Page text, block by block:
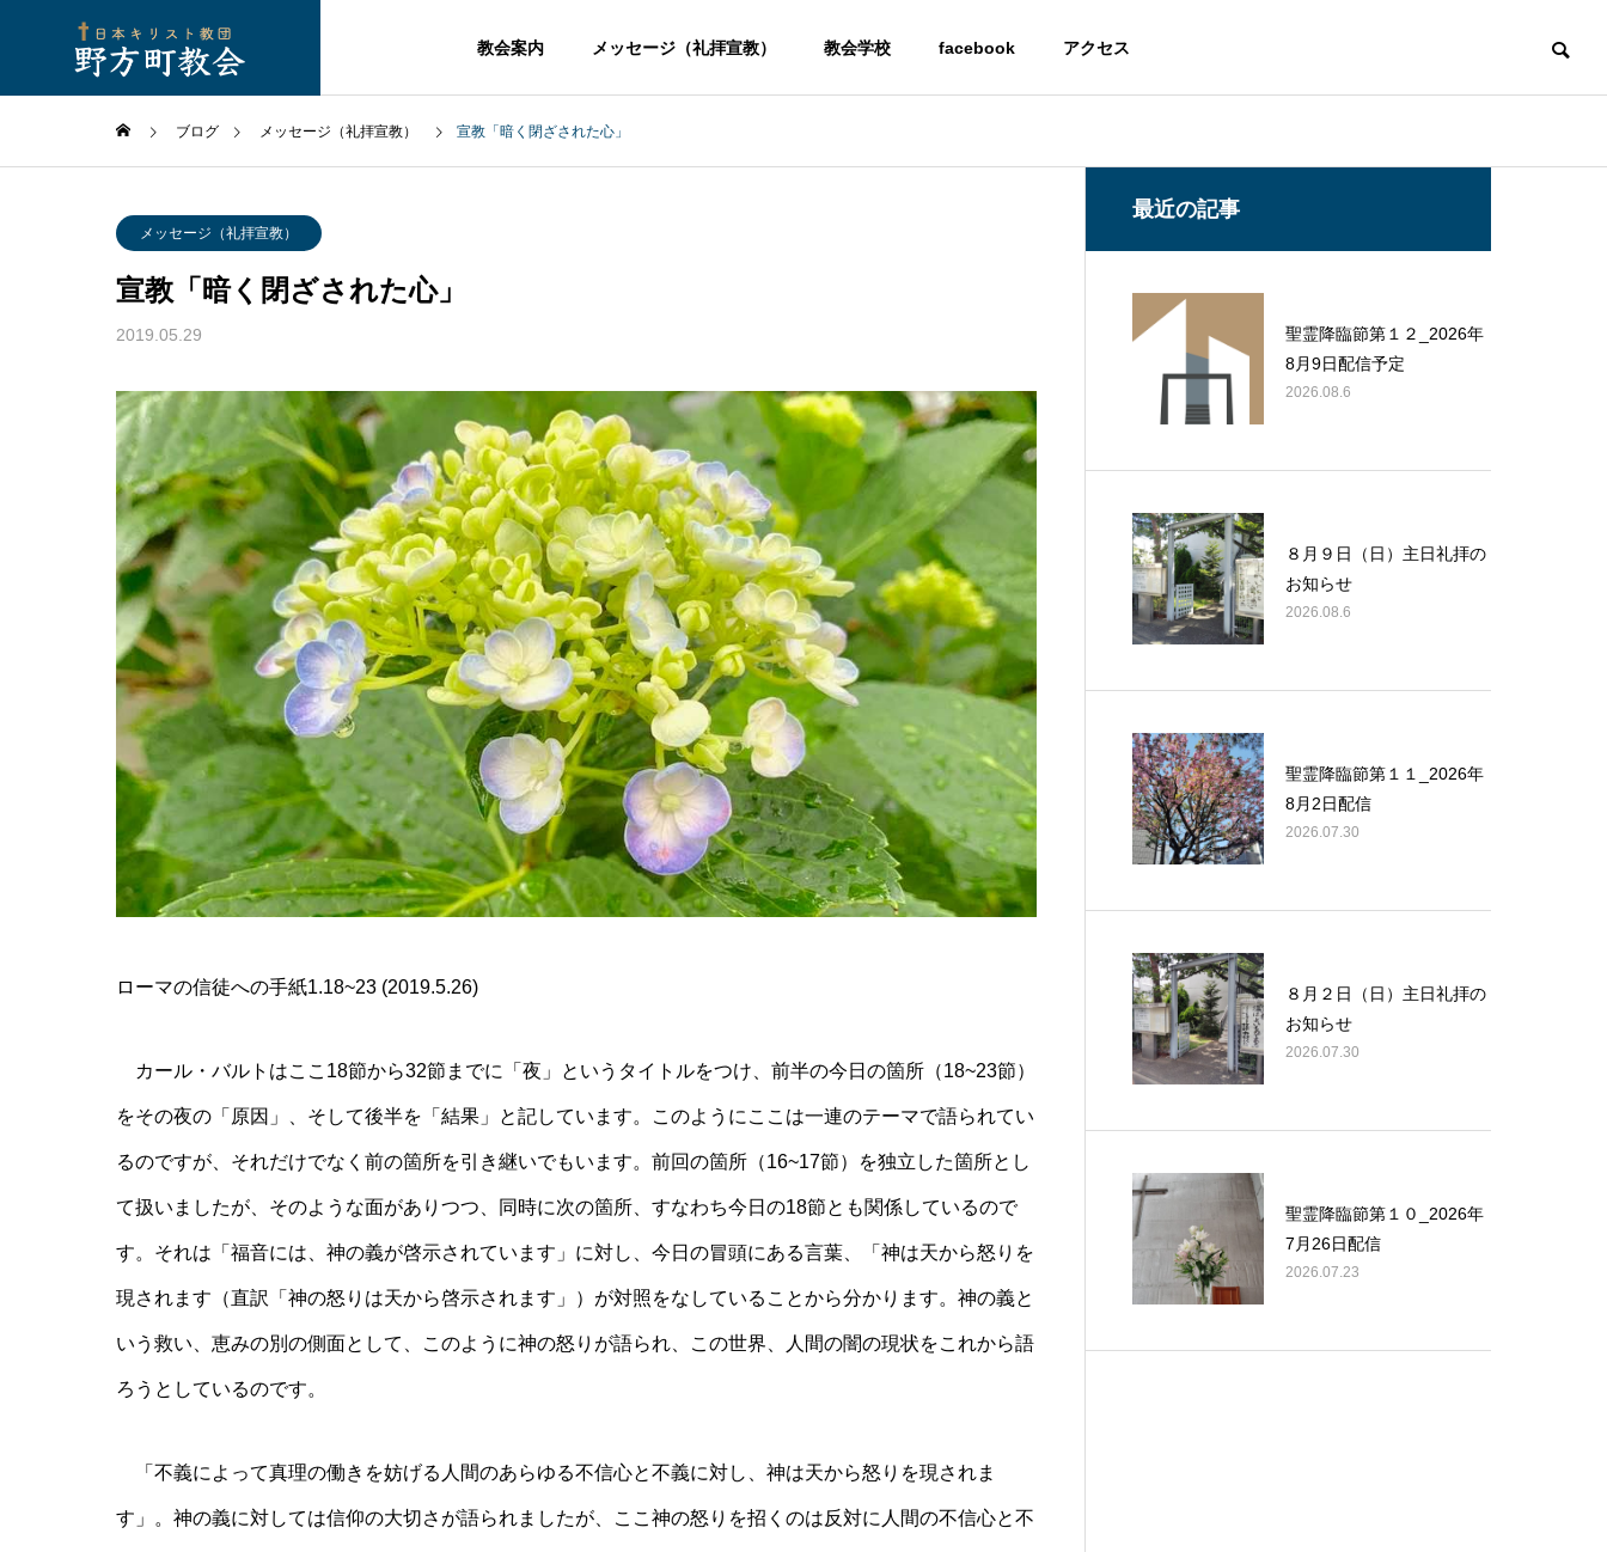
教会案内 メッセージ（礼拝宣教） 教会学校 facebook アクセス
ブログ メッセージ（礼拝宣教） 宣教「暗く閉ざされた心」
メッセージ（礼拝宣教）
宣教「暗く閉ざされた心」
2019.05.29
ローマの信徒への手紙1.18~23 (2019.5.26)
カール・バルトはここ18節から32節までに「夜」というタイトルをつけ、前半の今日の箇所（18~23節）
をその夜の「原因」、そして後半を「結果」と記しています。このようにここは一連のテーマで語られてい
るのですが、それだけでなく前の箇所を引き継いでもいます。前回の箇所（16~17節）を独立した箇所とし
て扱いましたが、そのような面がありつつ、同時に次の箇所、すなわち今日の18節とも関係しているので
す。それは「福音には、神の義が啓示されています」に対し、今日の冒頭にある言葉、「神は天から怒りを
現されます（直訳「神の怒りは天から啓示されます」）が対照をなしていることから分かります。神の義と
いう救い、恵みの別の側面として、このように神の怒りが語られ、この世界、人間の闇の現状をこれから語
ろうとしているのです。
「不義によって真理の働きを妨げる人間のあらゆる不信心と不義に対し、神は天から怒りを現されま
す」。神の義に対しては信仰の大切さが語られましたが、ここ神の怒りを招くのは反対に人間の不信心と不
最近の記事
聖霊降臨節第１２_2026年
8月9日配信予定
2026.08.6
８月９日（日）主日礼拝の
お知らせ
2026.08.6
聖霊降臨節第１１_2026年
8月2日配信
2026.07.30
８月２日（日）主日礼拝の
お知らせ
2026.07.30
聖霊降臨節第１０_2026年
7月26日配信
2026.07.23